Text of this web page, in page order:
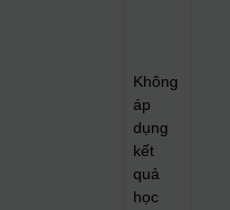
Không
áp
dụng
kết
quả
học